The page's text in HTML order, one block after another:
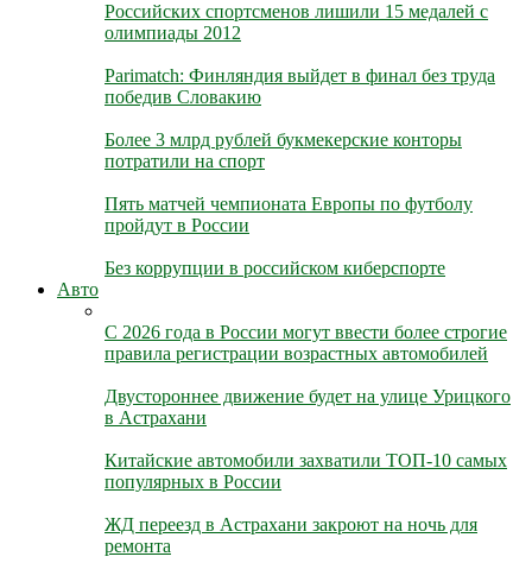
Российских спортсменов лишили 15 медалей с
олимпиады 2012
Parimatch: Финляндия выйдет в финал без труда
победив Словакию
Более 3 млрд рублей букмекерские конторы
потратили на спорт
Пять матчей чемпионата Европы по футболу
пройдут в России
Без коррупции в российском киберспорте
Авто
С 2026 года в России могут ввести более строгие
правила регистрации возрастных автомобилей
Двустороннее движение будет на улице Урицкого
в Астрахани
Китайские автомобили захватили ТОП-10 самых
популярных в России
ЖД переезд в Астрахани закроют на ночь для
ремонта